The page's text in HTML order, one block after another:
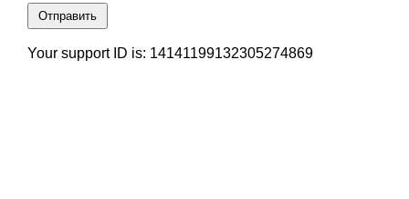
Отправить
Your support ID is: 14141199132305274869